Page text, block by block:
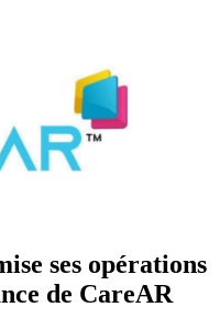
ses opérations
de CareAR